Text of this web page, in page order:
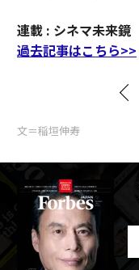
連載 : シネマ未来鏡
過去記事はこちら>>
文＝稲垣伸寿